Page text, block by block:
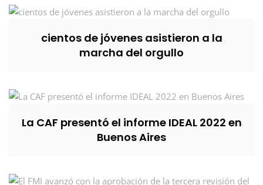
cientos de jóvenes asistieron a la
marcha del orgullo
La CAF presentó el informe IDEAL 2022 en
Buenos Aires